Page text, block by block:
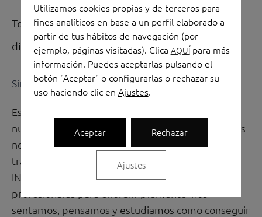
Torres Oficinas con el interiorismo: Contract,
diseño y calidad.
Sin categoría/Rosa Torres
Estamos más horas en nuestra oficina, que en
nuestra propia casa; por eso desde Torres Oficinas
no solamente queremos equipar su espacio de
trabajo, sino ofrecer un valor añadido de
INTERIORISMO. Contamos con un equipo de
profesionales para ello. Simplemente nos
sentamos, pensamos y estudiamos como conseguir
Torres
Oficinas
con
interiorismo:
Contract,
diseño
y
calidad.
Utilizamos cookies propias y de terceros para
fines analíticos en base a un perfil elaborado a
partir de tus hábitos de navegación (por
ejemplo, páginas visitadas). Clica AQUÍpara más
información. Puedes aceptarlas pulsando el
botón "Aceptar" o configurarlas o rechazar su
uso haciendo clic en Ajustes.
Aceptar Rechazar
Ajustes